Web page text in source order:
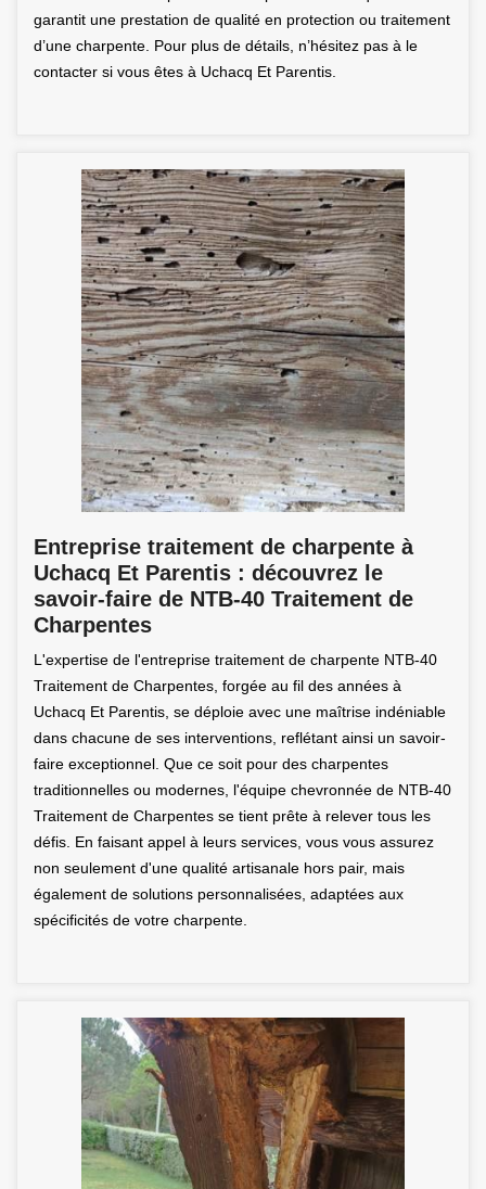
garantit une prestation de qualité en protection ou traitement
d’une charpente. Pour plus de détails, n’hésitez pas à le
contacter si vous êtes à Uchacq Et Parentis.
Entreprise traitement de charpente à
Uchacq Et Parentis : découvrez le
savoir-faire de NTB-40 Traitement de
Charpentes
L'expertise de l'entreprise traitement de charpente NTB-40
Traitement de Charpentes, forgée au fil des années à
Uchacq Et Parentis, se déploie avec une maîtrise indéniable
dans chacune de ses interventions, reflétant ainsi un savoir-
faire exceptionnel. Que ce soit pour des charpentes
traditionnelles ou modernes, l'équipe chevronnée de NTB-40
Traitement de Charpentes se tient prête à relever tous les
défis. En faisant appel à leurs services, vous vous assurez
non seulement d'une qualité artisanale hors pair, mais
également de solutions personnalisées, adaptées aux
spécificités de votre charpente.